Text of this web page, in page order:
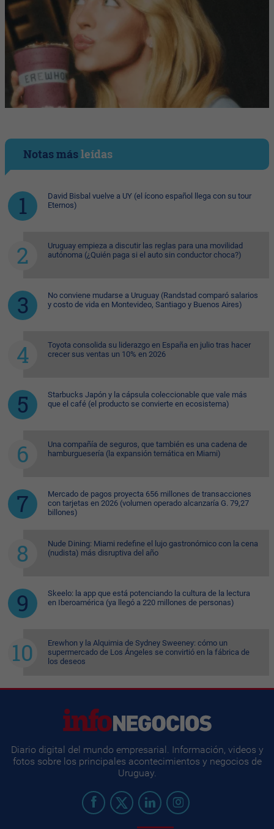
Notas másleídas
David Bisbal vuelve a UY (el ícono español llega con su tour
Eternos)
Uruguay empieza a discutir las reglas para una movilidad
autónoma (¿Quién paga si el auto sin conductor choca?)
No conviene mudarse a Uruguay (Randstad comparó salarios
y costo de vida en Montevideo, Santiago y Buenos Aires)
Toyota consolida su liderazgo en España en julio tras hacer
crecer sus ventas un 10% en 2026
Starbucks Japón y la cápsula coleccionable que vale más
que el café (el producto se convierte en ecosistema)
Una compañía de seguros, que también es una cadena de
hamburguesería (la expansión temática en Miami)
Mercado de pagos proyecta 656 millones de transacciones
con tarjetas en 2026 (volumen operado alcanzaría G. 79,27
billones)
Nude Dining: Miami redefine el lujo gastronómico con la cena
(nudista) más disruptiva del año
Skeelo: la app que está potenciando la cultura de la lectura
en Iberoamérica (ya llegó a 220 millones de personas)
Erewhon y la Alquimia de Sydney Sweeney: cómo un
supermercado de Los Ángeles se convirtió en la fábrica de
los deseos
Diario digital del mundo empresarial. Información, videos y
fotos sobre los principales acontecimientos y negocios de
Uruguay.